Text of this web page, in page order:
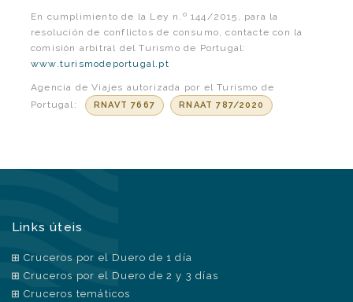
En cumplimiento de la Ley n.º 144/2015, para la
resolución de conflictos de consumo, contacte con la
comisión arbitral del Turismo de Portugal:
www.turismodeportugal.pt
Agencia de Viajes autorizada por el Turismo de
Portugal:
RNAVT 7667 RNAAT 787/2020
Links úteis
Cruceros por el Duero de 1 día
Cruceros por el Duero de 2 y 3 días
Cruceros temáticos